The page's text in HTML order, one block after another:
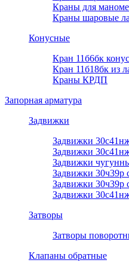
Краны для
Краны шаровые
Конусные
Кран 11б6бк
Кран 11б18бк из
Краны КРДП
Запорная арматура
Задвижки
Задвижки
Задвижки
Задвижки
Задвижки 30ч39р
Задвижки 30ч39р
Задвижки
Затворы
Затворы
Клапаны обратные